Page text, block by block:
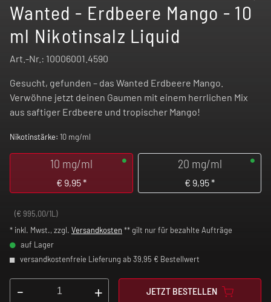
Wanted - Erdbeere Mango - 10
ml Nikotinsalz Liquid
Art.-Nr.: 10006001.4590
Gesucht, gefunden – das Wanted Erdbeere Mango.
Verwöhne jetzt deinen Gaumen mit einem herrlichen Mix
aus saftiger Erdbeere und tropischer Mango!
Nikotinstärke: 10 mg/ml
10 mg/ml
€ 9,95*
20 mg/ml
€ 9,95*
(€ 995,00/1L)
* inkl. Mwst., zzgl. Versandkosten ** gilt nur für bezahlte Aufträge
auf Lager
versandkostenfreie Lieferung ab 39,95 € Bestellwert
- + JETZT BESTELLEN